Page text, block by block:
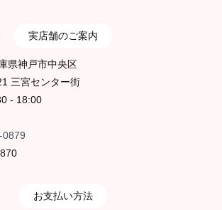
実店舗のご案内
県神戸市中央区
三宮センター街
- 18:00
0879
お支払い方法